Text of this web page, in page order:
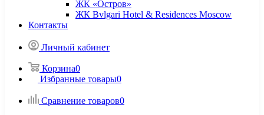
ЖК «Остров»
ЖК Bvlgari Hotel & Residences Moscow
Контакты
Личный кабинет
Корзина0
Избранные товары0
Сравнение товаров0